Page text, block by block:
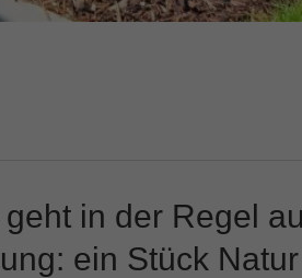
in der Regel
ein Stück